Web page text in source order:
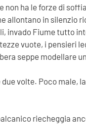
ha le forze di
allontano in silenzio
invado Fiume tutto
vuote, i pensieri
seppe modellare
volte. Poco male,
riecheggia